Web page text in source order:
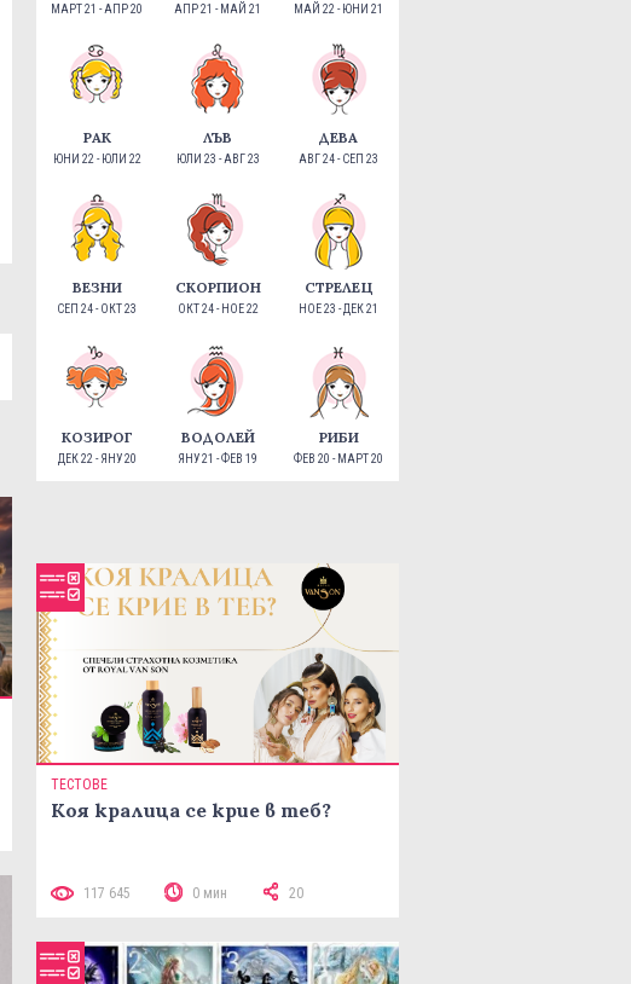
МАРТ 21 - АПР 20 АПР 21 - МАЙ 21 МАЙ 22 - ЮНИ 21
РАК
ЮНИ 22 - ЮЛИ 22
ЛЪВ
ЮЛИ 23 - АВГ 23
ДЕВА
АВГ 24 - СЕП 23
ВЕЗНИ
СЕП 24 - ОКТ 23
СКОРПИОН
ОКТ 24 - НОЕ 22
СТРЕЛЕЦ
НОЕ 23 - ДЕК 21
КОЗИРОГ
ДЕК 22 - ЯНУ 20
ВОДОЛЕЙ
ЯНУ 21 - ФЕВ 19
РИБИ
ФЕВ 20 - МАРТ 20
ТЕСТОВЕ
Коя кралица се крие в теб?
117 645 0 мин 20